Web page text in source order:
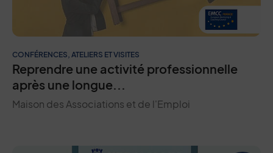
CONFÉRENCES, ATELIERS ET VISITES
Reprendre une activité professionnelle
après une longue...
Maison des Associations et de l'Emploi